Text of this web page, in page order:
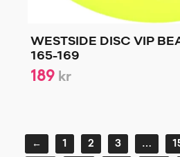
WESTSIDE DISC VIP
165-169
189 kr
← 1 2 3 …